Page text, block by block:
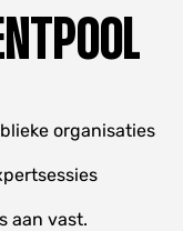
organisaties
aan vast.